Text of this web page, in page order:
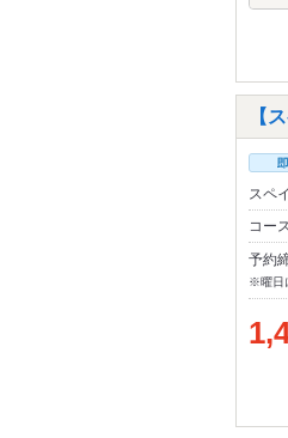
【
スペ
コー
予約
※曜日